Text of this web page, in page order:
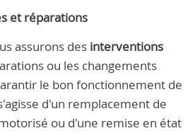
et réparations
assurons des interventions
ou les changements
le bon fonctionnement de
d'un remplacement de
ou d'une remise en état